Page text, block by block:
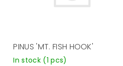
PINUS 'MT. FISH HOOK'
In stock (1 pcs)